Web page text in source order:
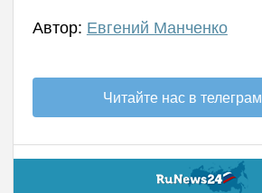
Автор: Евгений Манченко
Читайте нас в телеграм